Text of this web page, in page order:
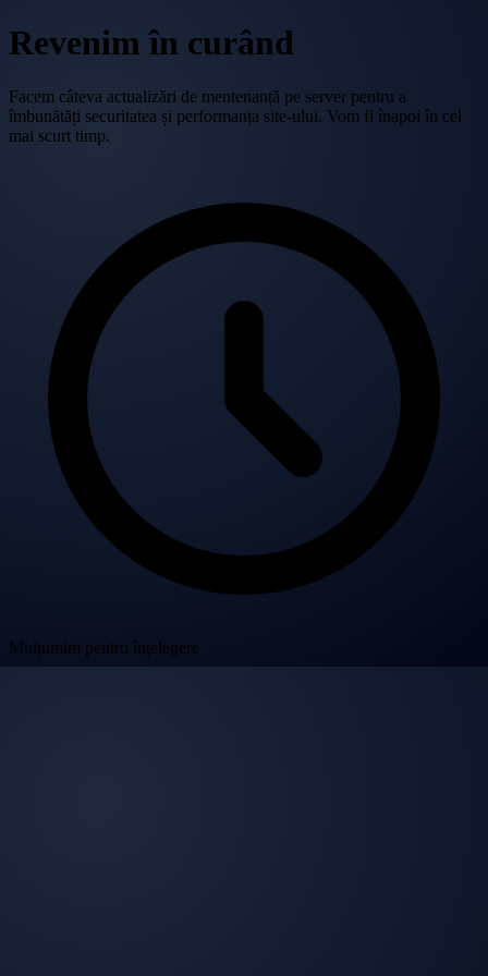
Revenim în curând
Facem câteva actualizări de mentenanță pe server pentru a
îmbunătăți securitatea și performanța site-ului. Vom fi înapoi în cel
mai scurt timp.
Mulțumim pentru înțelegere